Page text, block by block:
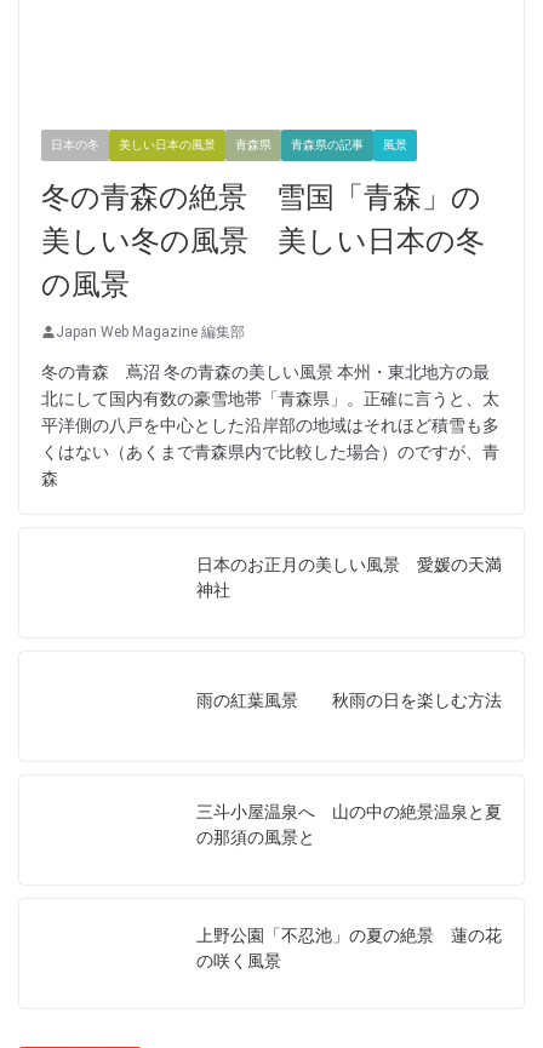
日本の冬 美しい日本の風景 青森県 青森県の記事 風景
冬の青森の絶景 雪国「青森」の
美しい冬の風景 美しい日本の冬
の風景
Japan Web Magazine 編集部
冬の青森 蔦沼 冬の青森の美しい風景 本州・東北地方の最
北にして国内有数の豪雪地帯「青森県」。正確に言うと、太
平洋側の八戸を中心とした沿岸部の地域はそれほど積雪も多
くはない（あくまで青森県内で比較した場合）のですが、青
森
日本のお正月の美しい風景 愛媛の天満
神社
雨の紅葉風景 秋雨の日を楽しむ方法
三斗小屋温泉へ 山の中の絶景温泉と夏
の那須の風景と
上野公園「不忍池」の夏の絶景 蓮の花
の咲く風景